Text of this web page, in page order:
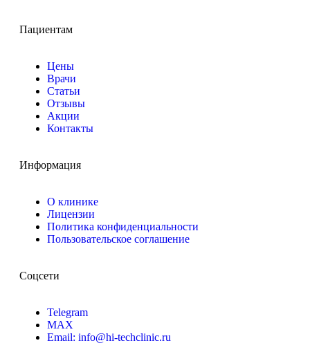
Пациентам
Цены
Врачи
Статьи
Отзывы
Акции
Контакты
Информация
О клинике
Лицензии
Политика конфиденциальности
Пользовательское соглашение
Соцсети
Telegram
MAX
Email: info@hi-techclinic.ru